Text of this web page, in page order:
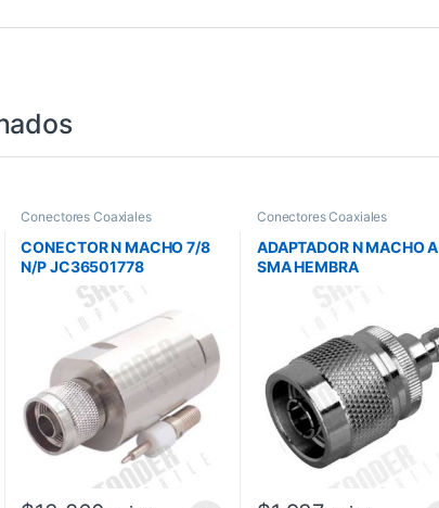
Conectores Coaxiales
CONECTOR N MACHO 7/8
N/P JC36501778
Conectores Coaxiales
ADAPTADOR N MACHO A
SMA HEMBRA